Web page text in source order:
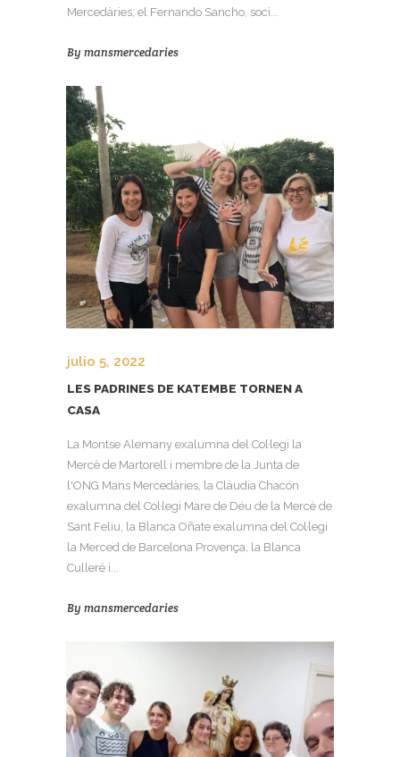
Mercedàries; el Fernando Sancho, soci...
By mansmercedaries
julio 5, 2022
LES PADRINES DE KATEMBE TORNEN A
CASA
La Montse Alemany exalumna del Col·legi la
Mercè de Martorell i membre de la Junta de
l'ONG Mans Mercedàries, la Clàudia Chacón
exalumna del Col·legi Mare de Déu de la Mercè de
Sant Feliu, la Blanca Oñate exalumna del Col·legi
la Merced de Barcelona Provença, la Blanca
Culleré i...
By mansmercedaries